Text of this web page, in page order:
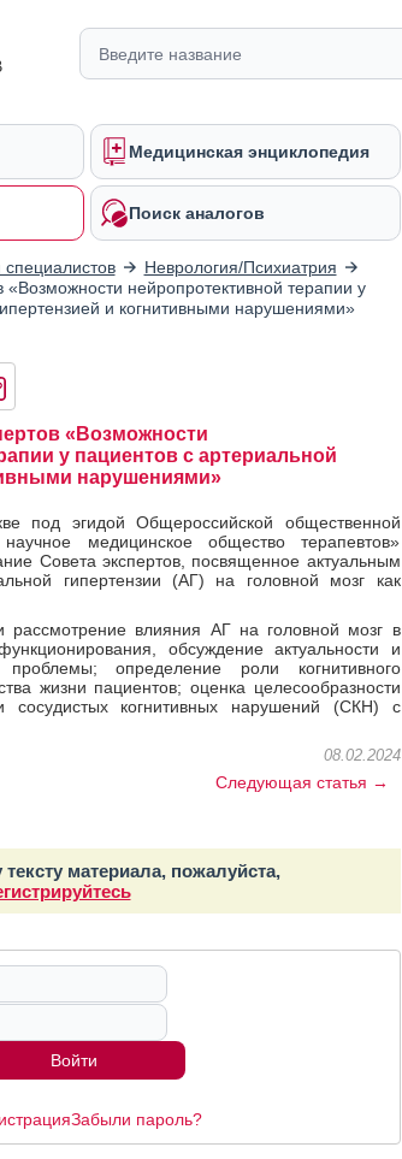
Медицинская энциклопедия
Поиск аналогов
Неврология/Психиатрия
«Возможности нейропротективной терапии у
и когнитивными нарушениями»
«Возможности
у пациентов с артериальной
нарушениями»
под эгидой Общероссийской общественной
научное медицинское общество терапевтов»
Совета экспертов, посвященное актуальным
гипертензии (АГ) на головной мозг как
рассмотрение влияния АГ на головной мозг в
обсуждение актуальности и
проблемы; определение роли когнитивного
жизни пациентов; оценка целесообразности
сосудистых когнитивных нарушений (СКН) с
08.02.2024
Следующая статья →
материала, пожалуйста,
Забыли пароль?